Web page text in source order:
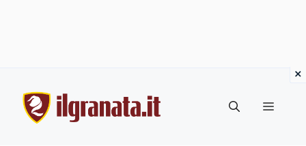
contenuto
Menu